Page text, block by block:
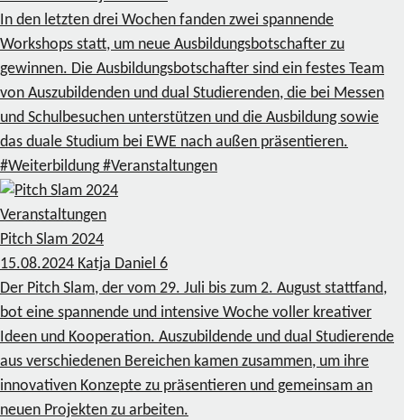
In den letzten drei Wochen fanden zwei spannende
Workshops statt, um neue Ausbildungsbotschafter zu
gewinnen. Die Ausbildungsbotschafter sind ein festes Team
von Auszubildenden und dual Studierenden, die bei Messen
und Schulbesuchen unterstützen und die Ausbildung sowie
das duale Studium bei EWE nach außen präsentieren.
#Weiterbildung #Veranstaltungen
Veranstaltungen
Pitch Slam 2024
15.08.2024 Katja Daniel 6
Der Pitch Slam, der vom 29. Juli bis zum 2. August stattfand,
bot eine spannende und intensive Woche voller kreativer
Ideen und Kooperation. Auszubildende und dual Studierende
aus verschiedenen Bereichen kamen zusammen, um ihre
innovativen Konzepte zu präsentieren und gemeinsam an
neuen Projekten zu arbeiten.